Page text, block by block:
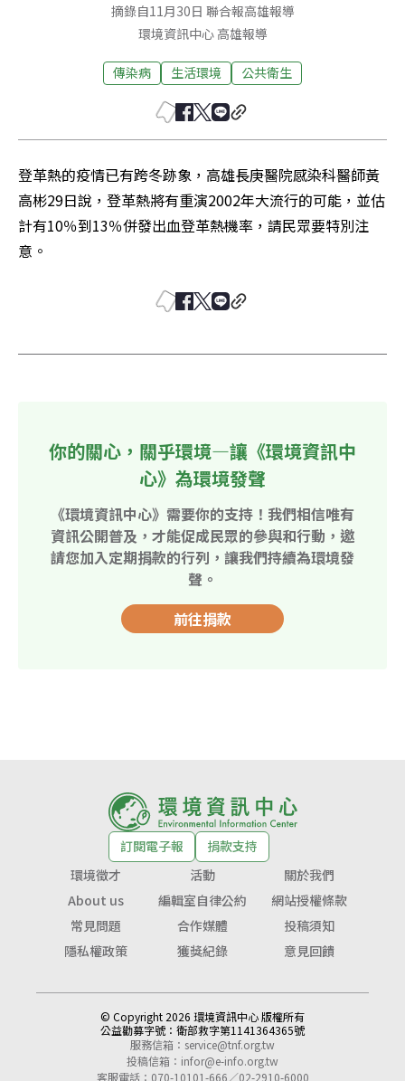
摘錄自11月30日 聯合報高雄報導
環境資訊中心 高雄報導
傳染病 生活環境 公共衛生
登革熱的疫情已有跨冬跡象，高雄長庚醫院感染科醫師黃
高彬29日說，登革熱將有重演2002年大流行的可能，並估
計有10％到13％併發出血登革熱機率，請民眾要特別注
意。
你的關心，關乎環境—讓《環境資訊中
心》為環境發聲
《環境資訊中心》需要你的支持！我們相信唯有
資訊公開普及，才能促成民眾的參與和行動，邀
請您加入定期捐款的行列，讓我們持續為環境發
聲。
前往捐款
訂閱電子報
捐款支持
環境徵才
活動
關於我們
About us
編輯室自律公約
網站授權條款
常見問題
合作媒體
投稿須知
隱私權政策
獲獎紀錄 意見回饋
© Copyright 2026 環境資訊中心 版權所有
公益勸募字號： 衛部救字第1141364365號
服務信箱： service@tnf.org.tw
投稿信箱： infor@e-info.org.tw
客服電話：070-10101-666／02-2910-6000